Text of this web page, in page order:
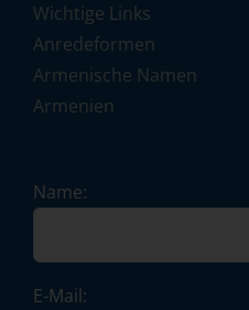
Wichtige Links
Anredeformen
Armenische Namen
Armenien
Name:
E-Mail: